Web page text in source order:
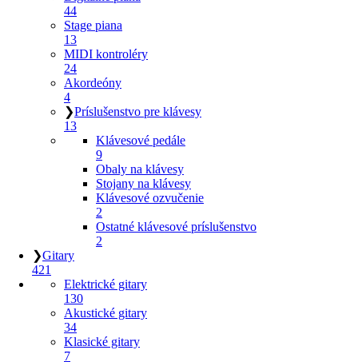
44
Stage piana
13
MIDI kontroléry
24
Akordeóny
4
❯Príslušenstvo pre klávesy
13
Klávesové pedále
9
Obaly na klávesy
Stojany na klávesy
Klávesové ozvučenie
2
Ostatné klávesové príslušenstvo
2
❯Gitary
421
Elektrické gitary
130
Akustické gitary
34
Klasické gitary
7